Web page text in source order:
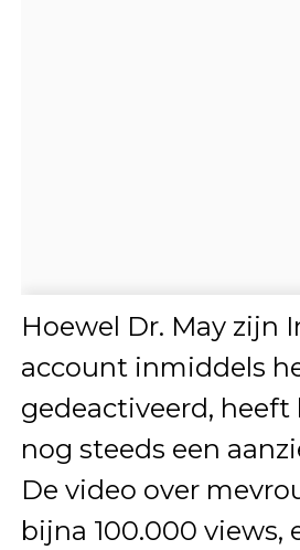
Hoewel Dr. May zijn
account inmiddels
gedeactiveerd, heeft
nog steeds een
De video over
bijna 100.000 views,